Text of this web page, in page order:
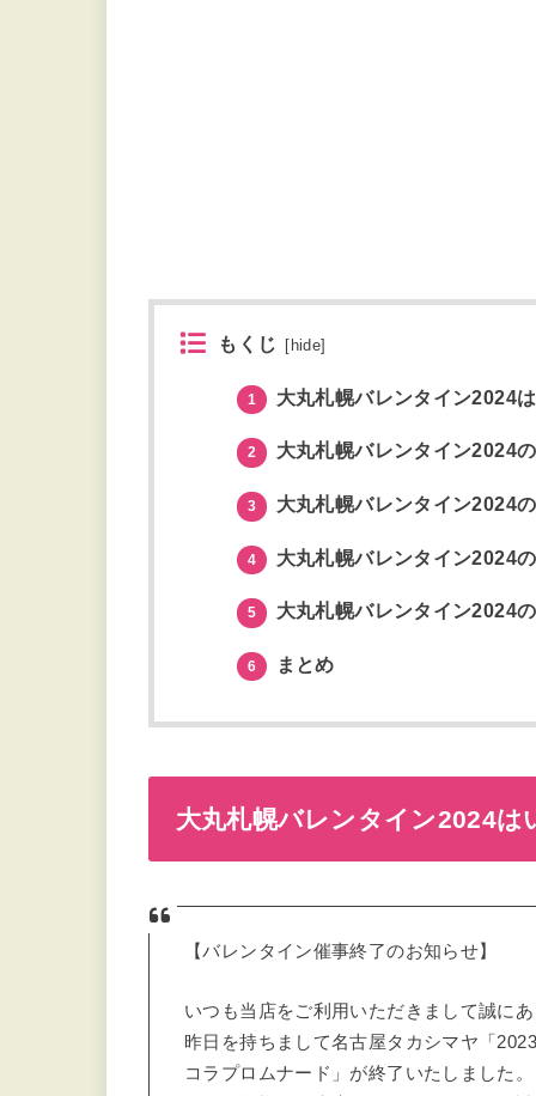
もくじ hide
1 大丸札幌バレンタイン2024
2 大丸札幌バレンタイン2024
3 大丸札幌バレンタイン2024
4 大丸札幌バレンタイン2024
5 大丸札幌バレンタイン2024
6 まとめ
大丸札幌バレンタイン2024は
【バレンタイン催事終了のお知らせ】
いつも当店をご利用いただきまして誠に
昨日を持ちまして名古屋タカシマヤ「
コラプロムナード」が終了いたしました。